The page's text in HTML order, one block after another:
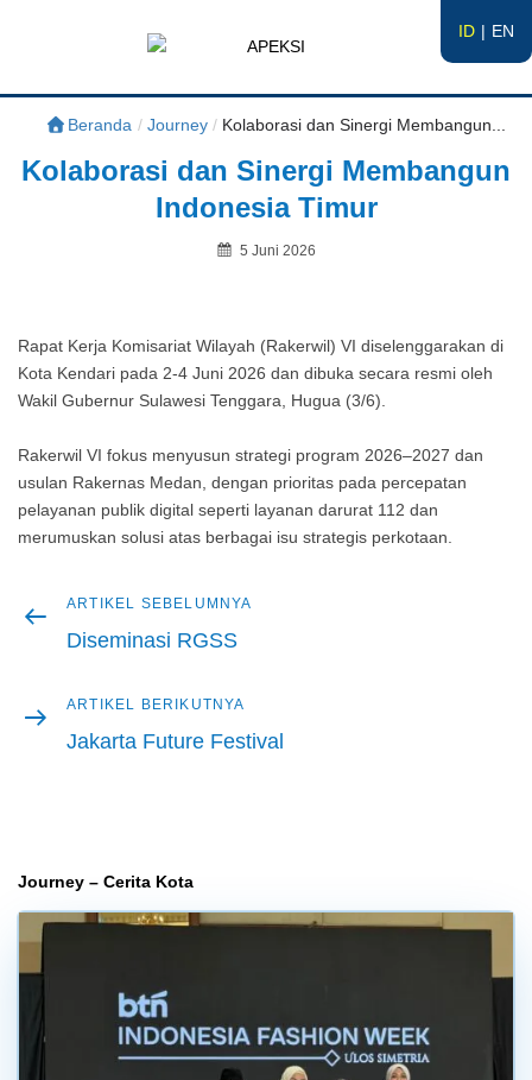
ID EN
APEKSI
#APEKSInergi
Beranda / Journey / Kolaborasi dan Sinergi Membangun...
Kolaborasi dan Sinergi Membangun
Indonesia Timur
Posted
5 Juni 2026
Rapat Kerja Komisariat Wilayah (Rakerwil) VI diselenggarakan di
Kota Kendari pada 2-4 Juni 2026 dan dibuka secara resmi oleh
Wakil Gubernur Sulawesi Tenggara, Hugua (3/6).
Rakerwil VI fokus menyusun strategi program 2026–2027 dan
usulan Rakernas Medan, dengan prioritas pada percepatan
pelayanan publik digital seperti layanan darurat 112 dan
merumuskan solusi atas berbagai isu strategis perkotaan.
Navigasi
pos
Artikel
sebelumnya
ARTIKEL SEBELUMNYA
Diseminasi RGSS
Artikel
berikutnya
ARTIKEL BERIKUTNYA
Jakarta Future Festival
Journey – Cerita Kota